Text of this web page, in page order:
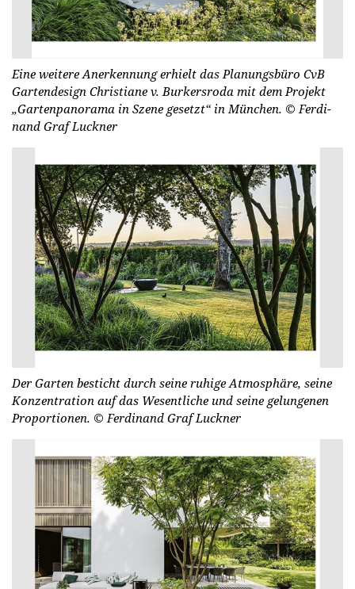
Eine weitere Anerkennung erhielt das Planungsbüro CvB
Gartendesign Christiane v. Burkersroda mit dem Projekt
„Gartenpanorama in Szene gesetzt“ in München. © Fer­di­
nand Graf Luck­ner
Der Garten besticht durch seine ruhige Atmosphäre, seine
Konzentration auf das Wesentliche und seine gelungenen
Proportionen. © Fer­di­nand Graf Luck­ner